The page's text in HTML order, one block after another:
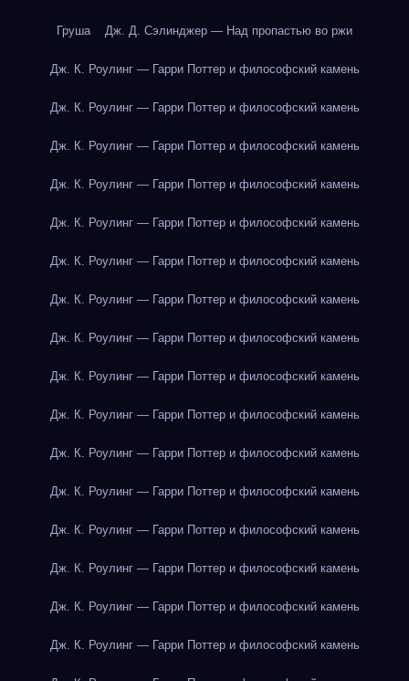
Груша Дж. Д. Сэлинджер — Над пропастью во ржи
Дж. К. Роулинг — Гарри Поттер и философский камень
Дж. К. Роулинг — Гарри Поттер и философский камень
Дж. К. Роулинг — Гарри Поттер и философский камень
Дж. К. Роулинг — Гарри Поттер и философский камень
Дж. К. Роулинг — Гарри Поттер и философский камень
Дж. К. Роулинг — Гарри Поттер и философский камень
Дж. К. Роулинг — Гарри Поттер и философский камень
Дж. К. Роулинг — Гарри Поттер и философский камень
Дж. К. Роулинг — Гарри Поттер и философский камень
Дж. К. Роулинг — Гарри Поттер и философский камень
Дж. К. Роулинг — Гарри Поттер и философский камень
Дж. К. Роулинг — Гарри Поттер и философский камень
Дж. К. Роулинг — Гарри Поттер и философский камень
Дж. К. Роулинг — Гарри Поттер и философский камень
Дж. К. Роулинг — Гарри Поттер и философский камень
Дж. К. Роулинг — Гарри Поттер и философский камень